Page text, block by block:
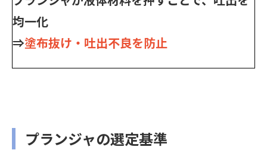
均一化
⇒塗布抜け・吐出不良を防止
プランジャの選定基準